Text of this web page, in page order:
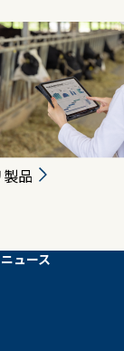
品
ニュース